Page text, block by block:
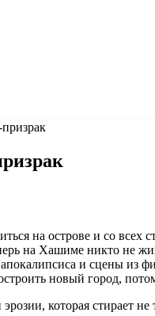
на острове и со
на Хашиме никто не
и сцены из
новый город,
эрозии, которая